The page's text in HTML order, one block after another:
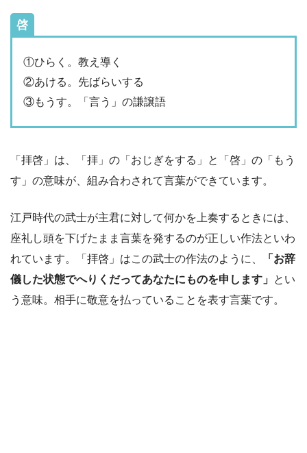
啓
①ひらく。教え導く
②あける。先ばらいする
③もうす。「言う」の謙譲語
「拝啓」は、「拝」の「おじぎをする」と「啓」の「もう
す」の意味が、組み合わされて言葉ができています。
江戸時代の武士が主君に対して何かを上奏するときには、
座礼し頭を下げたまま言葉を発するのが正しい作法といわ
れています。「拝啓」はこの武士の作法のように、
「お辞
儀した状態でへりくだってあなたにものを申します」 とい
う意味。相手に敬意を払っていることを表す言葉です。